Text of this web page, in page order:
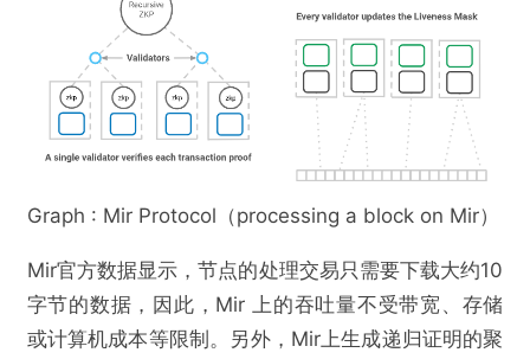
Graph : Mir Protocol（processing a block on Mir）
Mir官方数据显示，节点的处理交易只需要下载大约10
字节的数据，因此，Mir 上的吞吐量不受带宽、存储
或计算机成本等限制。另外，Mir上生成递归证明的聚